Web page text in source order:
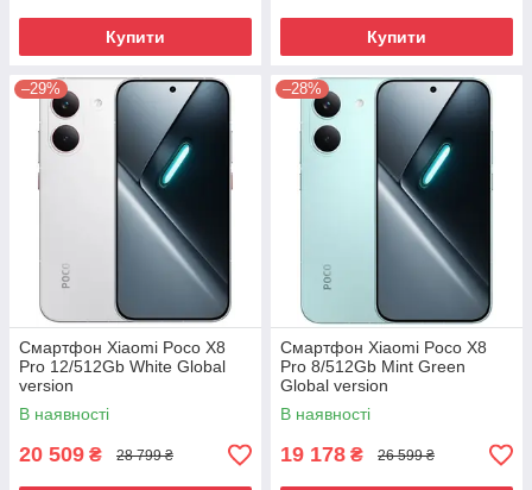
Купити Купити
–29%
Смартфон Xiaomi Poco X8
Pro 12/512Gb White Global
version
В наявності
20 509 ₴ 28 799 ₴
–28%
Смартфон Xiaomi Poco X8
Pro 8/512Gb Mint Green
Global version
В наявності
19 178 ₴ 26 599 ₴